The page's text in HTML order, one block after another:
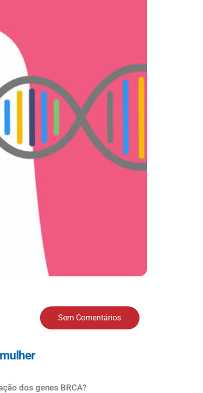
Sem Comentários
dos genes BRCA?